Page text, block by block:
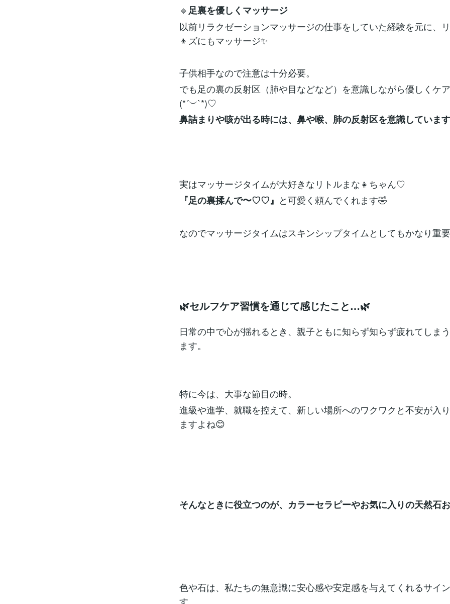
🔹足裏を優しくマッサージ
以前リラクゼーションマッサージの仕事をしていた経験を元に、
👦ズにもマッサージ✨
子供相手なので注意は十分必要。
でも足の裏の反射区（肺や目などなど）を意識しながら優しくケ
(*´︶`*)♡
鼻詰まりや咳が出る時には、鼻や喉、肺の反射区を意識していま
実はマッサージタイムが大好きなリトルまな👧ちゃん♡
『足の裏揉んで〜♡♡』 と可愛く頼んでくれます🤣
なのでマッサージタイムはスキンシップタイムとしてもかなり重要
🌿セルフケア習慣を通じて感じたこと…🌿
日常の中で心が揺れるとき、親子ともに知らず知らず疲れてしま
ます。
特に今は、大事な節目の時。
進級や進学、就職を控えて、新しい場所へのワクワクと不安が入
ますよね😊
そんなときに役立つのが、カラーセラピーやお気に入りの天然石
色や石は、私たちの無意識に安心感や安定感を与えてくれるサイ
す。